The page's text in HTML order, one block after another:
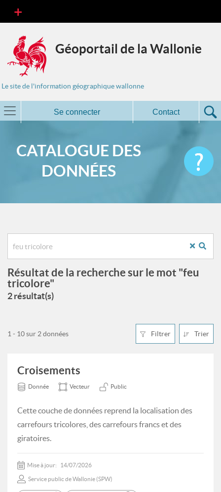
Géoportail de la Wallonie
Le site de l'information géographique wallonne
Se connecter Contact
CATALOGUE DES
DONNÉES
Résultat de la recherche sur le mot "feu
tricolore"
2 résultat(s)
Filtrer Trier
1 - 10 sur 2 données
Croisements
Donnée Vecteur Public
Cette couche de données reprend la localisation des
carrefours tricolores, des carrefours francs et des
giratoires.
Mise à jour: 14/07/2026
Service public de Wallonie (SPW)